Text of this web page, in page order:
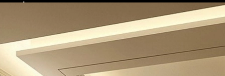
BİZE ULAŞIN